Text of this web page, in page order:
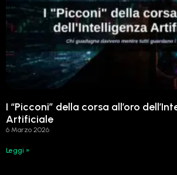
I “Picconi” della corsa all’oro
Artificiale
6 Marzo 2026
Leggi »